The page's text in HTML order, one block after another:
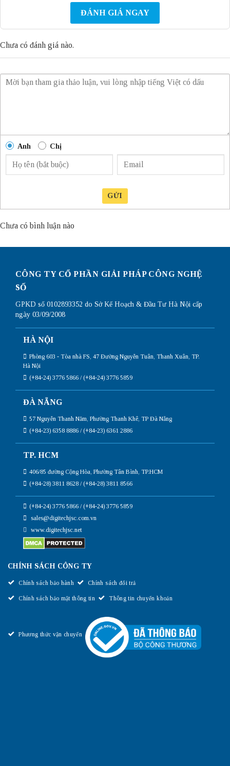
ĐÁNH GIÁ NGAY
Chưa có đánh giá nào.
Anh Chị
GỬI
Chưa có bình luận nào
CÔNG TY CỔ PHẦN GIẢI PHÁP CÔNG NGHỆ
SỐ
GPKD số 0102893352 do Sở Kế Hoạch & Đầu Tư Hà Nội cấp
ngày 03/09/2008
HÀ NỘI
Phòng 603 - Tòa nhà FS, 47 Đường Nguyễn Tuân, Thanh Xuân, TP.
Hà Nội
(+84-24) 3776 5866 / (+84-24) 3776 5859
ĐÀ NẴNG
57 Nguyễn Thanh Năm, Phường Thanh Khê, TP Đà Nẵng
(+84-23) 6358 8886 / (+84-23) 6361 2886
TP. HCM
406/85 đường Cộng Hòa, Phường Tân Bình, TP.HCM
(+84-28) 3811 8628 / (+84-28) 3811 8566
(+84-24) 3776 5866 / (+84-24) 3776 5859
sales@digitechjsc.com.vn
www.digitechjsc.net
CHÍNH SÁCH CÔNG TY
Chính sách bảo hành Chính sách đổi trả
Chính sách bảo mật thông tin Thông tin chuyển khoản
Phương thức vận chuyển